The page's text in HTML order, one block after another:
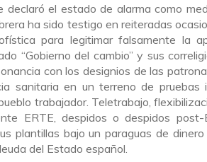
declaró el estado de alarma como
ha sido testigo en reiteradas
para legitimar falsamente la
“Gobierno del cambio” y sus
con los designios de las
sanitaria en un terreno de
trabajador. Teletrabajo,
ERTE, despidos o despidos
plantillas bajo un paraguas de
del Estado español.